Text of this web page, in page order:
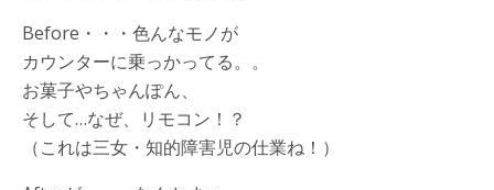
Before・・・色んなモノが
カウンターに乗っかってる。。
お菓子やちゃんぽん、
そして…なぜ、リモコン！？
（これは三女・知的障害児の仕業ね！）